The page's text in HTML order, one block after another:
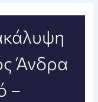
Άνδρα
–